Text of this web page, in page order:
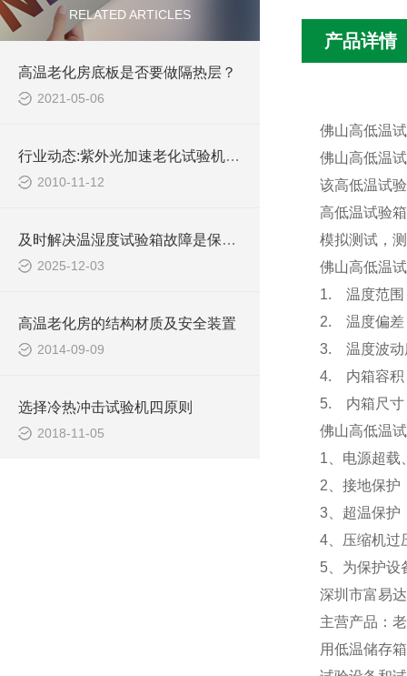
RELATED ARTICLES
高温老化房底板是否要做隔热层？
2021-05-06
行业动态:紫外光加速老化试验机问世
2010-11-12
及时解决温湿度试验箱故障是保障测试合规的关键
2025-12-03
高温老化房的结构材质及安全装置
2014-09-09
选择冷热冲击试验机四原则
2018-11-05
产品详情
佛山高低温
佛山高低温
该高低温试
高低温试验
模拟测试，
佛山高低温
1. 温度范围
2. 温度偏差
3. 温度波动
4. 内箱容积
5. 内箱尺寸
佛山高低温
1、电源超载
2、接地保护
3、超温保护
4、压缩机过
5、为保护设
深圳市富易
主营产品：
用低温储存